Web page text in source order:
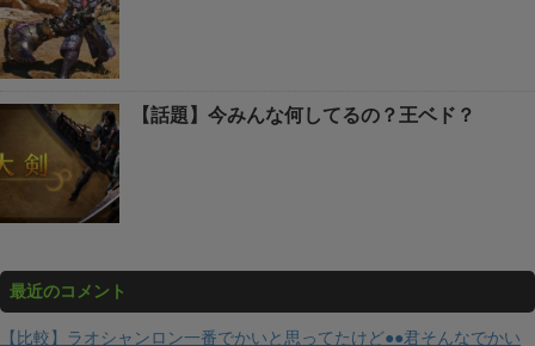
【話題】今みんな何してるの？王ベド？
最近のコメント
【比較】ラオシャンロン一番でかいと思ってたけど●●君そんなでかい